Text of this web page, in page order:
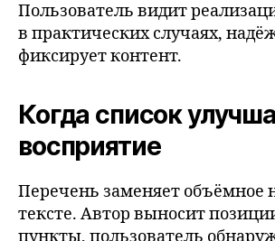
Пользователь видит
в практических случаях,
фиксирует контент.
Когда список
восприятие
Перечень заменяет объёмное
тексте. Автор выносит